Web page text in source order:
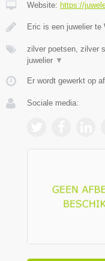
Website: https://
Eric is een juwelier te
zilver poetsen, zilver
juwelier ▼
Er wordt gewerkt op
Sociale media: